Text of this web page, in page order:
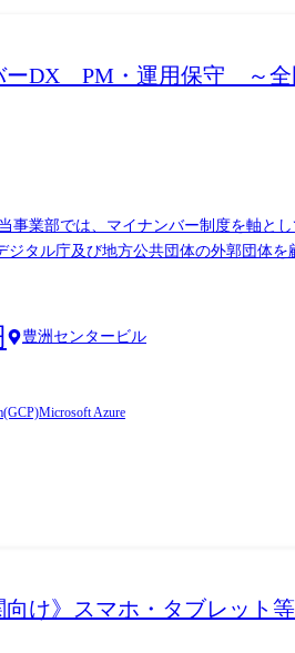
ーDX PM・運用保守 ～全
事業部では、マイナンバー制度を軸と
ジタル庁及び地方公共団体の外郭団体
プリケーションの運用保守及び機能改善 ・顧客に対する
る関連システムの運用保守 ーマイナ
ーム一丸となって仕事を推進することが求められます。 組織情報
豊洲センタービル
Microsoft Azure
向け》スマホ・タブレッ